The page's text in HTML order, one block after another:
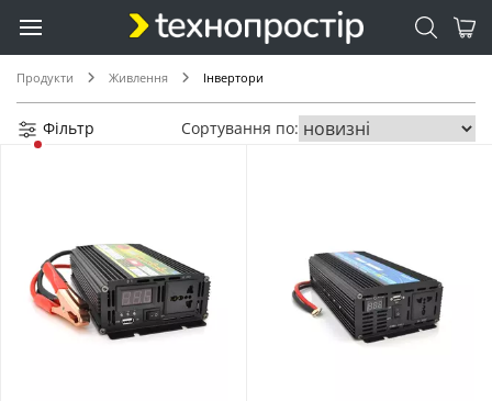
Продукти Живлення Інвертори
Фільтр Сортування по: